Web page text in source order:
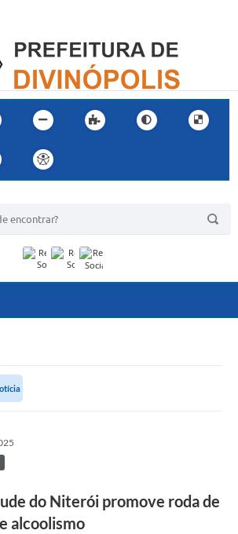
do Niterói promove roda de
alcoolismo